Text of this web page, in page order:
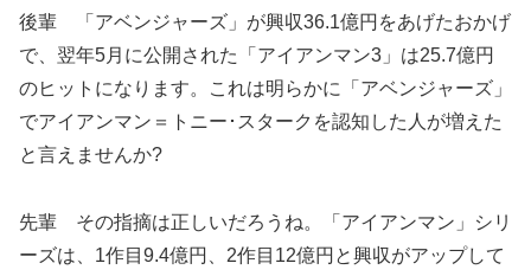
後輩 「アベンジャーズ」が興収36.1億円をあげたおかげ
で、翌年5月に公開された「アイアンマン3」は25.7億円
のヒットになります。これは明らかに「アベンジャーズ」
でアイアンマン＝トニー･スタークを認知した人が増えた
と言えませんか?
先輩 その指摘は正しいだろうね。「アイアンマン」シリ
ーズは、1作目9.4億円、2作目12億円と興収がアップして